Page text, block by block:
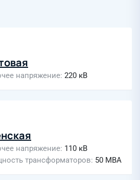
напряжение 220 кВ
напряжение 110 кВ
трансформаторов 50 МВА